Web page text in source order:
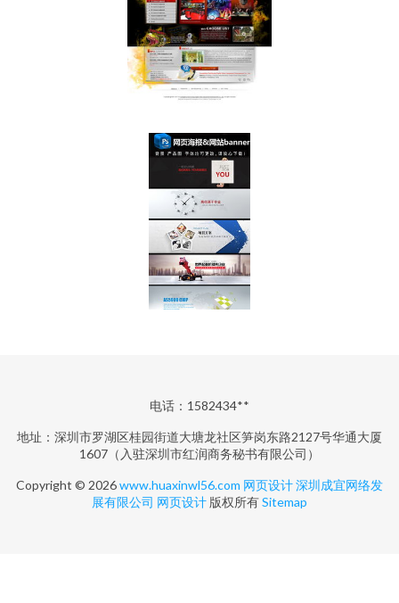
电话：1582434**
地址：深圳市罗湖区桂园街道大塘龙社区笋岗东路2127号华通大厦
1607（入驻深圳市红润商务秘书有限公司）
Copyright © 2026www.huaxinwl56.com 网页设计深圳成宜网络发
展有限公司 网页设计 版权所有Sitemap